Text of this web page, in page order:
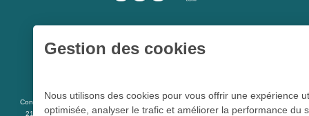
Conformément aux articles L 5213-3 du code de la santé publique et à l’arrêté du
21 décembre 2012 fixant la liste des dispositifs médicaux qui peuvent faire l’objet
Gestion des cookies
Nous utilisons des cookies pour vous offrir une expérience
optimisée, analyser le trafic et améliorer la performance du